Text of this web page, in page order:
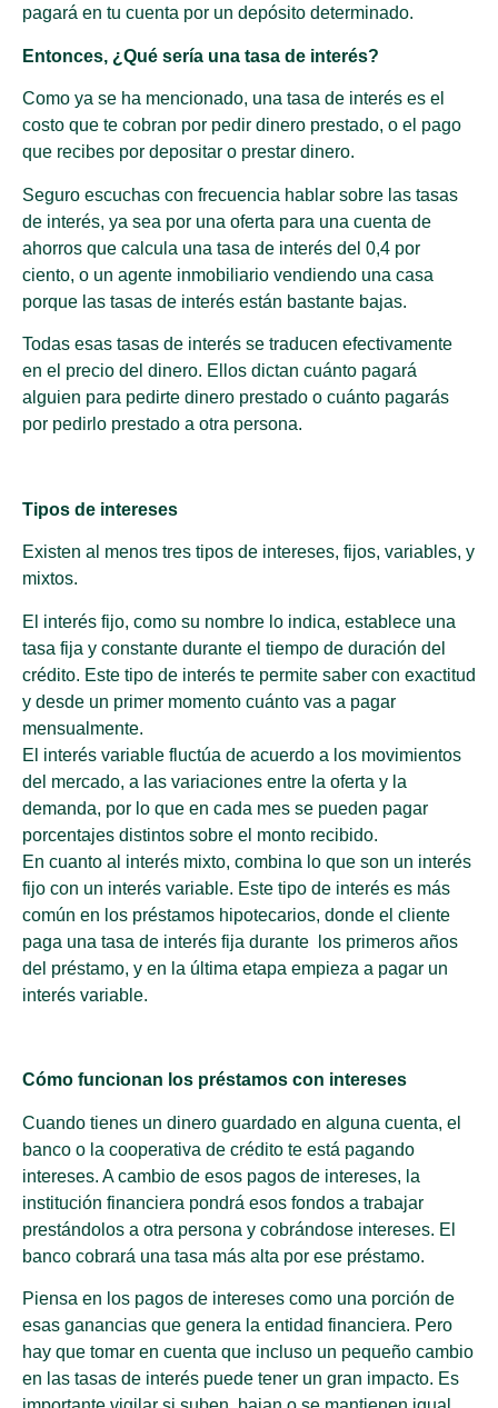
pagará en tu cuenta por un depósito determinado.
Entonces, ¿Qué sería una tasa de interés?
Como ya se ha mencionado, una tasa de interés es el
costo que te cobran por pedir dinero prestado, o el pago
que recibes por depositar o prestar dinero.
Seguro escuchas con frecuencia hablar sobre las tasas
de interés, ya sea por una oferta para una cuenta de
ahorros que calcula una tasa de interés del 0,4 por
ciento, o un agente inmobiliario vendiendo una casa
porque las tasas de interés están bastante bajas.
Todas esas tasas de interés se traducen efectivamente
en el precio del dinero. Ellos dictan cuánto pagará
alguien para pedirte dinero prestado o cuánto pagarás
por pedirlo prestado a otra persona.
Tipos de intereses
Existen al menos tres tipos de intereses, fijos, variables, y
mixtos.
El interés fijo, como su nombre lo indica, establece una
tasa fija y constante durante el tiempo de duración del
crédito. Este tipo de interés te permite saber con exactitud
y desde un primer momento cuánto vas a pagar
mensualmente.
El interés variable fluctúa de acuerdo a los movimientos
del mercado, a las variaciones entre la oferta y la
demanda, por lo que en cada mes se pueden pagar
porcentajes distintos sobre el monto recibido.
En cuanto al interés mixto, combina lo que son un interés
fijo con un interés variable. Este tipo de interés es más
común en los préstamos hipotecarios, donde el cliente
paga una tasa de interés fija durante los primeros años
del préstamo, y en la última etapa empieza a pagar un
interés variable.
Cómo funcionan los préstamos con intereses
Cuando tienes un dinero guardado en alguna cuenta, el
banco o la cooperativa de crédito te está pagando
intereses. A cambio de esos pagos de intereses, la
institución financiera pondrá esos fondos a trabajar
prestándolos a otra persona y cobrándose intereses. El
banco cobrará una tasa más alta por ese préstamo.
Piensa en los pagos de intereses como una porción de
esas ganancias que genera la entidad financiera. Pero
hay que tomar en cuenta que incluso un pequeño cambio
en las tasas de interés puede tener un gran impacto. Es